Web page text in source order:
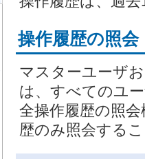
操作履歴の照会
マスターユーザ
は、すべてのユ
全操作履歴の照
歴のみ照会する